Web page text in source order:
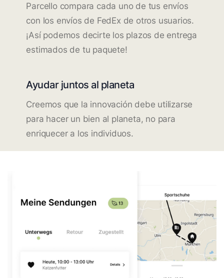
Parcello compara cada uno de tus envíos
con los envíos de FedEx de otros usuarios.
¡Así podemos decirte los plazos de entrega
estimados de tu paquete!
Ayudar juntos al planeta
Creemos que la innovación debe utilizarse
para hacer un bien al planeta, no para
enriquecer a los individuos.